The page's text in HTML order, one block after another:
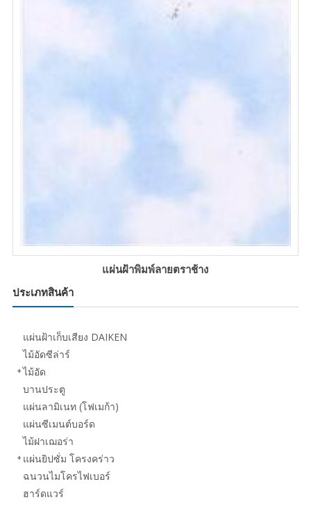
แผ่นฝ้าพิมพ์ลายตราช้าง
ประเภทสินค้า
แผ่นฝ้าเก็บเสียง DAIKEN
ไม้อัดซีล่าร์
ไม้อัด
บานประตู
แผ่นลามิเนท (โฟเมก้า)
แผ่นซีเมนต์บอร์ด
ไม้ฝาเฌอร่า
แผ่นยิปซั่ม โครงคร่าว
ฉนวนไมโครไฟเบอร์
ฮาร์ดแวร์